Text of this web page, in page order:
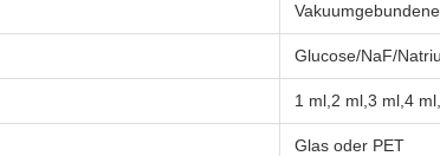
Glucose/NaF/
1 ml,2 ml,3 ml,4
Glas oder PET